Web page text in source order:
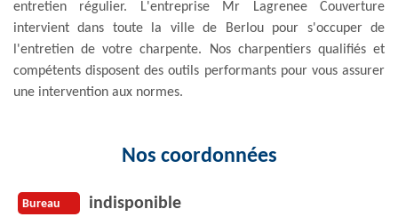
entretien régulier. L'entreprise Mr Lagrenee Couverture
intervient dans toute la ville de Berlou pour s'occuper de
l'entretien de votre charpente. Nos charpentiers qualifiés et
compétents disposent des outils performants pour vous assurer
une intervention aux normes.
Nos coordonnées
Bureau indisponible